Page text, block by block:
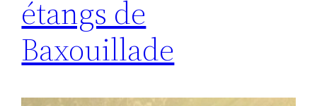
étangs de
Baxouillade